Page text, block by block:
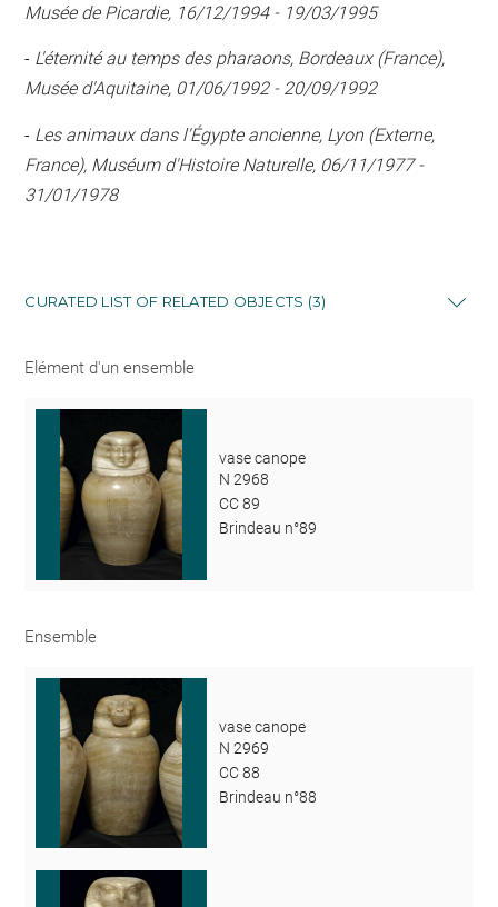
Musée de Picardie, 16/12/1994 - 19/03/1995
- L'éternité au temps des pharaons, Bordeaux (France),
Musée d'Aquitaine, 01/06/1992 - 20/09/1992
- Les animaux dans l'Égypte ancienne, Lyon (Externe,
France), Muséum d'Histoire Naturelle, 06/11/1977 -
31/01/1978
CURATED LIST OF RELATED OBJECTS (3)
Elément d'un ensemble
vase canope
N 2968
CC 89
Brindeau n°89
Ensemble
vase canope
N 2969
CC 88
Brindeau n°88